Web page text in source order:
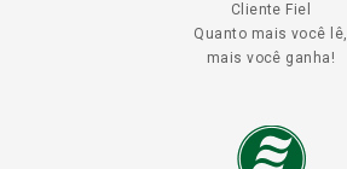
Cliente Fiel
Quanto mais você lê,
mais você ganha!